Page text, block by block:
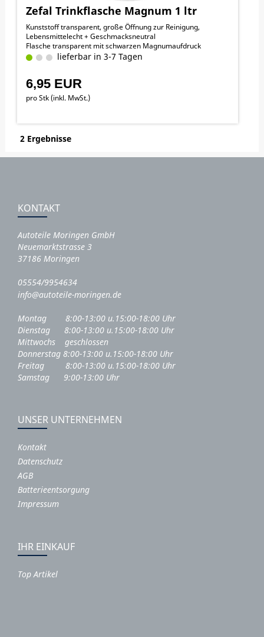
Zefal Trinkflasche Magnum 1 ltr
Kunststoff transparent, große Öffnung zur Reinigung,
Lebensmittelecht + Geschmacksneutral
Flasche transparent mit schwarzen Magnumaufdruck
lieferbar in 3-7 Tagen
6,95 EUR
pro Stk (inkl. MwSt.)
2 Ergebnisse
KONTAKT
Autoteile Moringen GmbH
Neuemarktstrasse 3
37186 Moringen
05554/9954634
info@autoteile-moringen.de
Montag 8:00-13:00 u.15:00-18:00 Uhr
Dienstag 8:00-13:00 u.15:00-18:00 Uhr
Mittwochs geschlossen
Donnerstag 8:00-13:00 u.15:00-18:00 Uhr
Freitag 8:00-13:00 u.15:00-18:00 Uhr
Samstag 9:00-13:00 Uhr
UNSER UNTERNEHMEN
Kontakt
Datenschutz
AGB
Batterieentsorgung
Impressum
IHR EINKAUF
Top Artikel